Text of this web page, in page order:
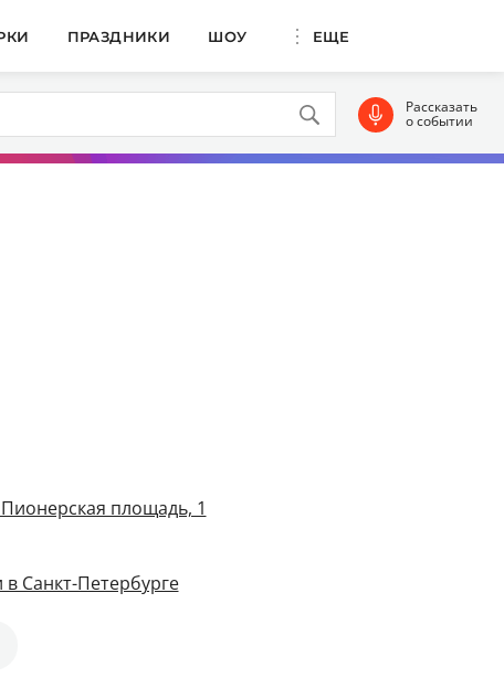
ПРАЗДНИКИ ШОУ ЕЩЕ
Рассказать
о событии
площадь, 1
Санкт-Петербурге